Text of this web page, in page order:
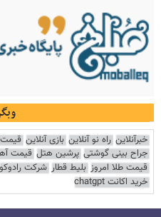
خبرآنلاین راه نو آنلاین بازی آنلاین قیمت
جراح بینی گوشتی پرشین هتل قیمت
قیمت طلا امروز بلیط قطار شرکت رادوکو
خرید اکانت chatgpt